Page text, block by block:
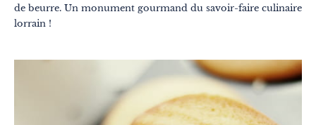
de beurre. Un monument gourmand du savoir-faire culinaire
lorrain !